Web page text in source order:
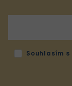
Souhlasím s